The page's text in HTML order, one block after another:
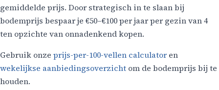
gemiddelde prijs. Door strategisch in te slaan bij
bodemprijs bespaar je €50–€100 per jaar per gezin van 4
ten opzichte van onnadenkend kopen.
Gebruik onze prijs-per-100-vellen calculator en
wekelijkse aanbiedingsoverzicht om de bodemprijs bij te
houden.